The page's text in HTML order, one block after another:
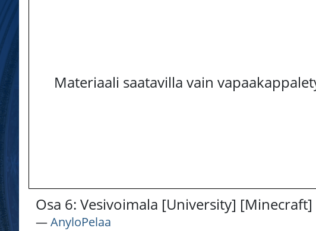
Materiaali saatavilla vain
Osa 6: Vesivoimala [University]
―AnyloPelaa